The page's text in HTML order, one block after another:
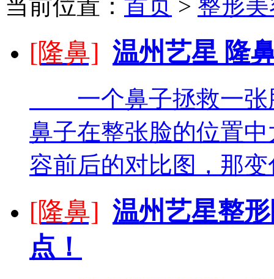
当前位置： 首页 > 整形
[隆鼻] 温州艺星 隆
一个鼻子拯救一张
鼻子在整张脸的位置
容前后的对比图，那
[隆鼻] 温州艺星整
点！